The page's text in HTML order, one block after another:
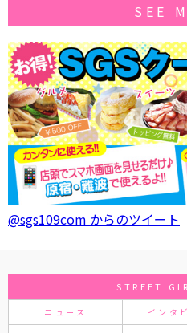
SEE
@sgs109com からのツイート
STREET
ニュース インタ